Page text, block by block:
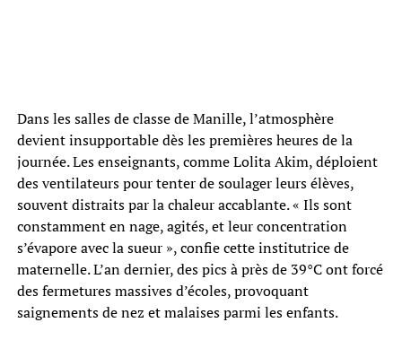
Dans les salles de classe de Manille, l’atmosphère
devient insupportable dès les premières heures de la
journée. Les enseignants, comme Lolita Akim, déploient
des ventilateurs pour tenter de soulager leurs élèves,
souvent distraits par la chaleur accablante. « Ils sont
constamment en nage, agités, et leur concentration
s’évapore avec la sueur », confie cette institutrice de
maternelle. L’an dernier, des pics à près de 39°C ont forcé
des fermetures massives d’écoles, provoquant
saignements de nez et malaises parmi les enfants.